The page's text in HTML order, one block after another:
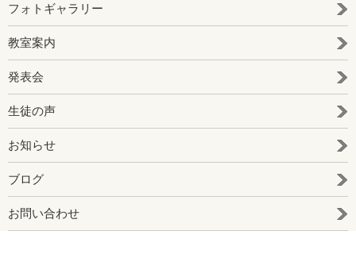
フォトギャラリー
教室案内
発表会
生徒の声
お知らせ
ブログ
お問い合わせ